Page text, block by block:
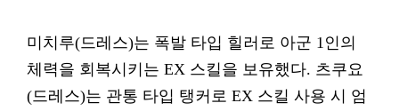
미치루(드레스)는 폭발 타입 힐러로 아군 1인의
체력을 회복시키는 EX 스킬을 보유했다. 츠쿠요
(드레스)는 관통 타입 탱커로 EX 스킬 사용 시 엄